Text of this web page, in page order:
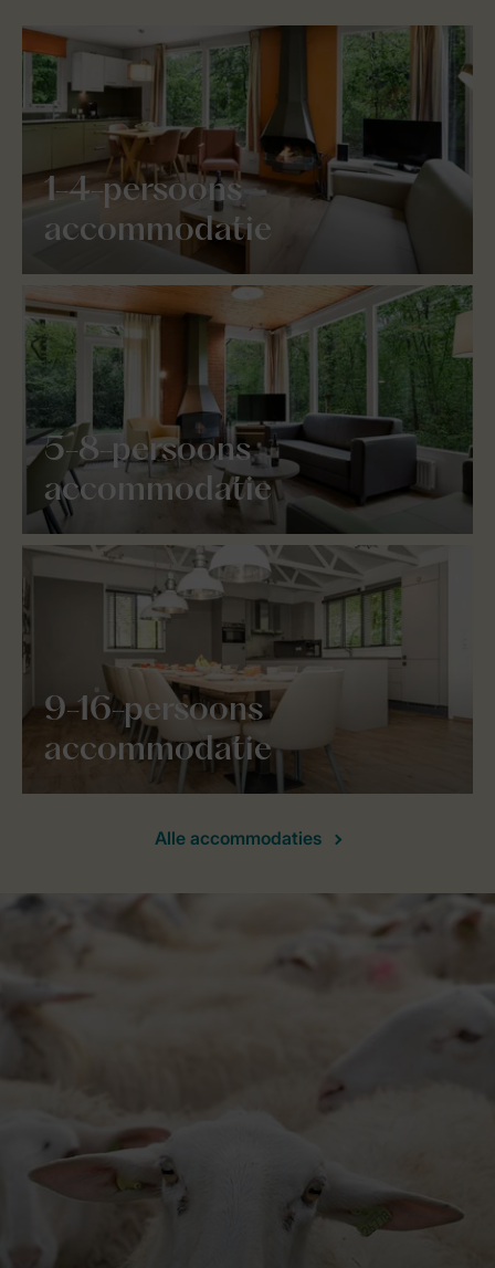
1-4-persoons
accommodatie
5-8-persoons
accommodatie
9-16-persoons
accommodatie
Alle accommodaties